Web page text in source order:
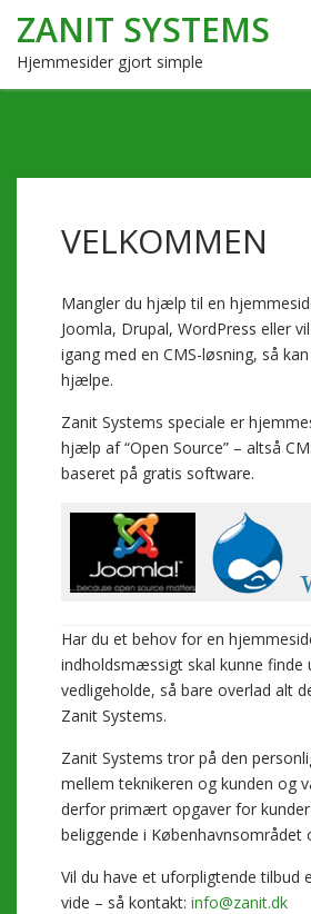
ZANIT SYSTEMS
Hjemmesider gjort simple
VELKOMMEN
Mangler du hjælp til en
Joomla, Drupal, WordPress eller
igang med en CMS-løsning, så
hjælpe.
Zanit Systems speciale er
hjælp af “Open Source” – altså
baseret på gratis software.
Har du et behov for en
indholdsmæssigt skal kunne finde
vedligeholde, så bare overlad alt
Zanit Systems.
Zanit Systems tror på den
mellem teknikeren og kunden og
derfor primært opgaver for
beliggende i
Vil du have et uforpligtende tilbud
vide – så kontakt: info@zanit.dk